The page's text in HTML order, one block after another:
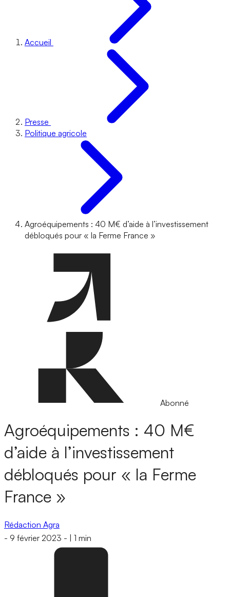
Accueil
Presse
Politique agricole
Agroéquipements : 40 M€ d’aide à l’investissement
débloqués pour « la Ferme France »
Abonné
Agroéquipements : 40 M€
d’aide à l’investissement
débloqués pour « la Ferme
France »
Rédaction Agra
- 9 février 2023 - 1 min